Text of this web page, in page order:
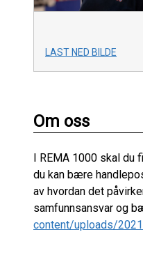
LAST NED BILDE
Om oss
I REMA 1000 skal
du kan bære
av hvordan det
samfunnsansvar og
content/uploads/